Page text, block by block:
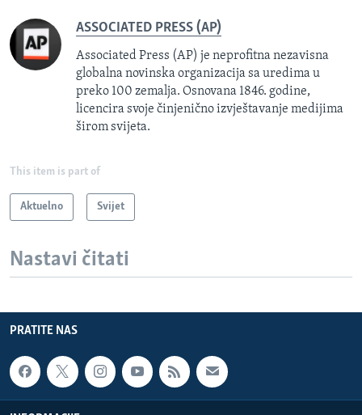
ASSOCIATED PRESS (AP)
Associated Press (AP) je neprofitna nezavisna
globalna novinska organizacija sa uredima u
preko 100 zemalja. Osnovana 1846. godine,
licencira svoje činjenično izvještavanje medijima
širom svijeta.
This item is part of
Aktuelno Svijet
Nastavi čitati
PRATITE NAS